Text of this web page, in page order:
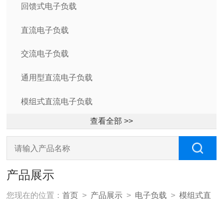
回馈式电子负载
直流电子负载
交流电子负载
通用型直流电子负载
模组式直流电子负载
查看全部 >>
产品展示
您现在的位置：首页 > 产品展示 > 电子负载 >模组式直